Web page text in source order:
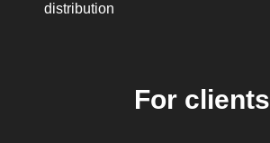
distribution
For clients